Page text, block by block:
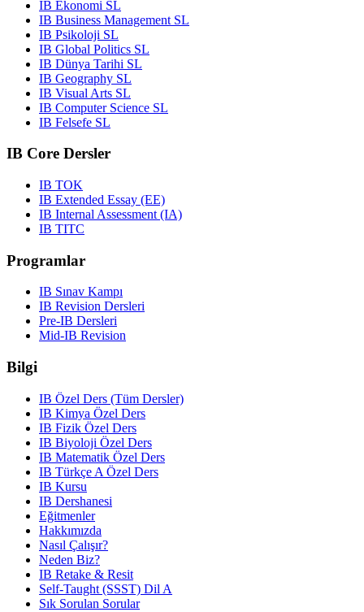
IB Ekonomi SL
IB Business Management SL
IB Psikoloji SL
IB Global Politics SL
IB Dünya Tarihi SL
IB Geography SL
IB Visual Arts SL
IB Computer Science SL
IB Felsefe SL
IB Core Dersler
IB TOK
IB Extended Essay (EE)
IB Internal Assessment (IA)
IB TITC
Programlar
IB Sınav Kampı
IB Revision Dersleri
Pre-IB Dersleri
Mid-IB Revision
Bilgi
IB Özel Ders (Tüm Dersler)
IB Kimya Özel Ders
IB Fizik Özel Ders
IB Biyoloji Özel Ders
IB Matematik Özel Ders
IB Türkçe A Özel Ders
IB Kursu
IB Dershanesi
Eğitmenler
Hakkımızda
Nasıl Çalışır?
Neden Biz?
IB Retake & Resit
Self-Taught (SSST) Dil A
Sık Sorulan Sorular